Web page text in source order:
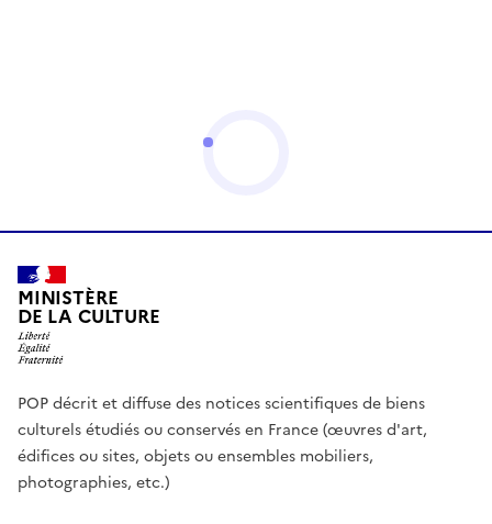
MINISTÈRE
DE LA CULTURE
POP décrit et diffuse des notices scientifiques de biens
culturels étudiés ou conservés en France (œuvres d'art,
édifices ou sites, objets ou ensembles mobiliers,
photographies, etc.)